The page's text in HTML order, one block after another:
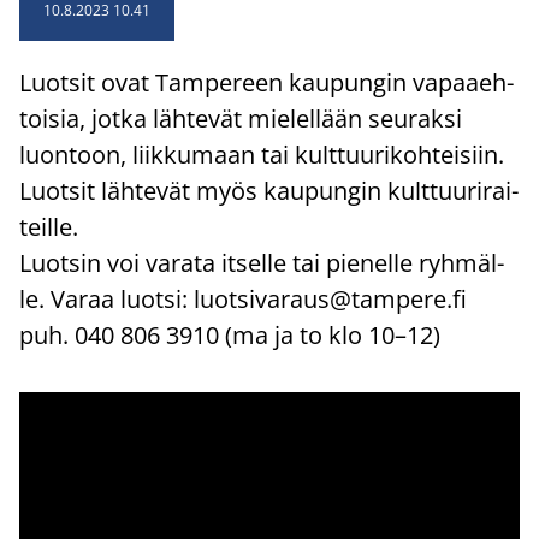
10.8.2023 10.41
Luot­sit ovat Tam­pe­reen kau­pun­gin va­paa­eh­
toi­sia, jotka läh­te­vät mie­lel­lään seu­rak­si
luon­toon, liik­ku­maan tai kult­tuu­ri­koh­tei­siin.
Luot­sit läh­te­vät myös kau­pun­gin kult­tuu­ri­rai­
teil­le.
Luot­sin voi va­ra­ta it­sel­le tai pie­nel­le ryh­mäl­
le. Varaa luot­si: luot­si­va­raus@tam­pe­re.fi
puh. 040 806 3910 (ma ja to klo 10–12)